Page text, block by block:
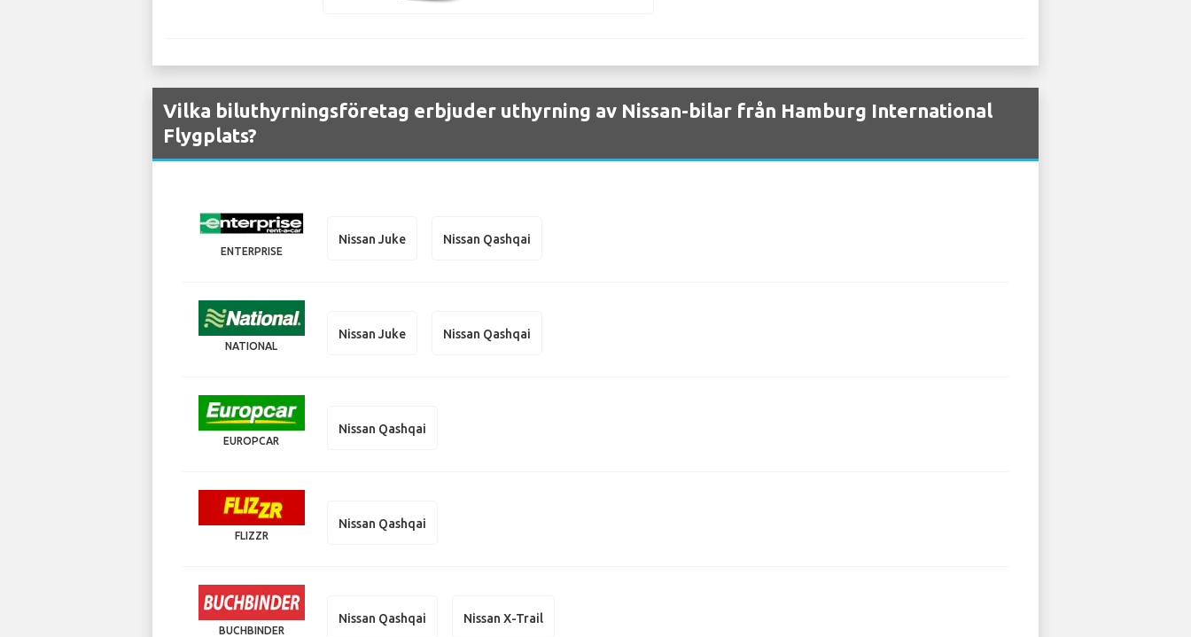
Vilka biluthyrningsföretag erbjuder uthyrning av Nissan-bilar från Hamburg International
Flygplats?
ENTERPRISE
Nissan Juke Nissan Qashqai
NATIONAL
Nissan Juke Nissan Qashqai
EUROPCAR
Nissan Qashqai
FLIZZR
Nissan Qashqai
BUCHBINDER
Nissan Qashqai Nissan X-Trail